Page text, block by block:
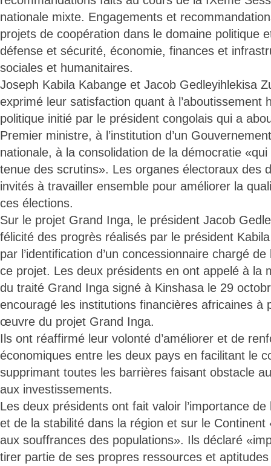
nationale mixte. Engagements et
projets de coopération dans le domaine politique
défense et sécurité, économie, finances et
sociales et humanitaires.
Joseph Kabila Kabange et Jacob Gedleyihlekisa
exprimé leur satisfaction quant à l’aboutissement
politique initié par le président congolais qui a
Premier ministre, à l’institution d’un
nationale, à la consolidation de la démocratie
tenue des scrutins». Les organes électoraux des
invités à travailler ensemble pour améliorer la
ces élections.
Sur le projet Grand Inga, le président Jacob
félicité des progrès réalisés par le président
par l’identification d’un concessionnaire chargé
ce projet. Les deux présidents en ont appelé à la
du traité Grand Inga signé à Kinshasa le 29
encouragé les institutions financières africaines à
œuvre du projet Grand Inga.
Ils ont réaffirmé leur volonté d’améliorer et de
économiques entre les deux pays en facilitant le
supprimant toutes les barrières faisant obstacle
aux investissements.
Les deux présidents ont fait valoir l’importance
et de la stabilité dans la région et sur le
aux souffrances des populations». Ils déclaré
tirer partie de ses propres ressources et